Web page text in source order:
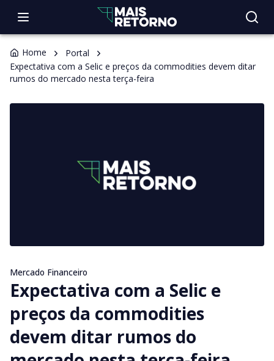
Home
Portal
Expectativa com a Selic e preços da commodities devem ditar
rumos do mercado nesta terça-feira
Mercado Financeiro
Expectativa com a Selic e
preços da commodities
devem ditar rumos do